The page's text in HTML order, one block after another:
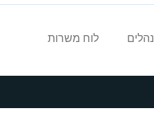
נהלים לוח משרות